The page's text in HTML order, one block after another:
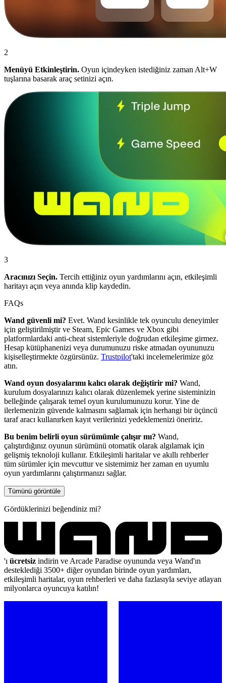
2
Menüyü Etkinleştirin. Oyun içindeyken istediğiniz zaman Alt+W
tuşlarına basarak araç setinizi açın.
3
Aracınızı Seçin. Tercih ettiğiniz oyun yardımlarını açın, etkileşimli
haritayı açın veya anında klip kaydedin.
FAQs
Wand güvenli mi? Evet. Wand kesinlikle tek oyunculu deneyimler
için geliştirilmiştir ve Steam, Epic Games ve Xbox gibi
platformlardaki anti-cheat sistemleriyle doğrudan etkileşime girmez.
Hesap kütüphanenizi veya durumunuzu riske atmadan oyununuzu
kişiselleştirmekte özgürsünüz. Trustpilot'taki incelemelerimize göz
atın.
Wand oyun dosyalarımı kalıcı olarak değiştirir mi? Wand,
kurulum dosyalarınızı kalıcı olarak düzenlemek yerine sisteminizin
belleğinde çalışarak temel oyun kurulumunuzu korur. Yine de
ilerlemenizin güvende kalmasını sağlamak için herhangi bir üçüncü
taraf aracı kullanırken kayıt verilerinizi yedeklemenizi öneririz.
Bu benim belirli oyun sürümümle çalışır mı? Wand,
çalıştırdığınız oyunun sürümünü otomatik olarak algılamak için
gelişmiş teknoloji kullanır. Etkileşimli haritalar ve akıllı rehberler
tüm sürümler için mevcuttur ve sistemimiz her zaman en uyumlu
oyun yardımlarını çalıştırmanızı sağlar.
Tümünü görüntüle
Gördüklerinizi beğendiniz mi?
'ı ücretsiz indirin ve Arcade Paradise oyununda veya Wand'ın
desteklediği 3500+ diğer oyundan birinde oyun yardımları,
etkileşimli haritalar, oyun rehberleri ve daha fazlasıyla seviye atlayan
milyonlarca oyuncuya katılın!